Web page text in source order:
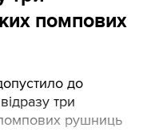
помпових
до
три
помпових рушниць